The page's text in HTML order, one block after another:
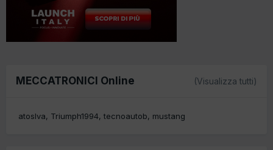
MECCATRONICI Online (Visualizza tutti)
atoslva Triumph1994 tecnoautob mustang